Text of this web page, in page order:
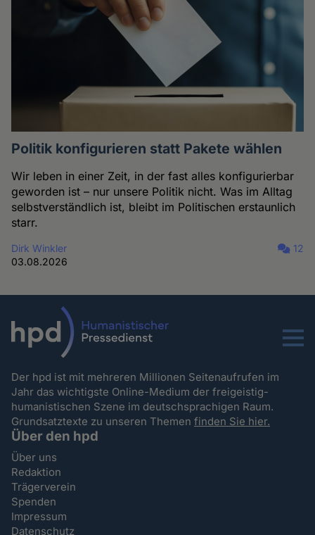
Politik konfigurieren statt Pakete wählen
Wir leben in einer Zeit, in der fast alles konfigurierbar
geworden ist – nur unsere Politik nicht. Was im Alltag
selbstverständlich ist, bleibt im Politischen erstaunlich
starr.
Dirk Winkler
03.08.2026
12
Menu
Der hpd ist mit mehreren Millionen Seitenaufrufen im
Jahr das wichtigste Online-Medium der freigeistig-
humanistischen Szene im deutschsprachigen Raum.
Grundsatztexte zu unseren Themenfinden Sie hier.
Über den hpd
Über uns
Redaktion
Trägerverein
Spenden
Impressum
Datenschutz